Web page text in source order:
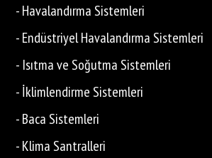
- Havalandırma Sistemleri
- Endüstriyel Havalandırma Sistemleri
- Isıtma ve Soğutma Sistemleri
- İklimlendirme Sistemleri
- Baca Sistemleri
- Klima Santralleri